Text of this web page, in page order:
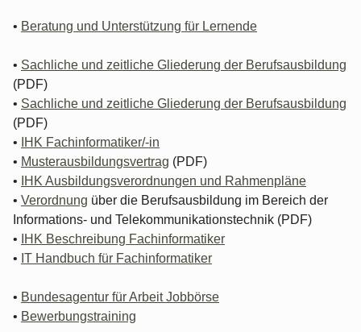
• Beratung und Unterstützung für Lernende
• Sachliche und zeitliche Gliederung der Berufsausbildung
(PDF)
• Sachliche und zeitliche Gliederung der Berufsausbildung
(PDF)
•
IHK Fachinformatiker/-in
• Musterausbildungsvertrag (PDF)
•
IHK Ausbildungsverordnungen und Rahmenpläne
• Verordnung über die Berufsausbildung im Bereich der
Informations- und Telekommunikationstechnik (PDF)
•
IHK Beschreibung Fachinformatiker
• IT Handbuch für Fachinformatiker
• Bundesagentur für Arbeit Jobbörse
• Bewerbungstraining